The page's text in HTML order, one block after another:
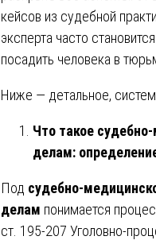
кейсов из судебной
эксперта часто
посадить человека в
Ниже — детальное,
Что такое
делам:
Под судебно-
делам понимается
ст. 195-207 Уголовно-